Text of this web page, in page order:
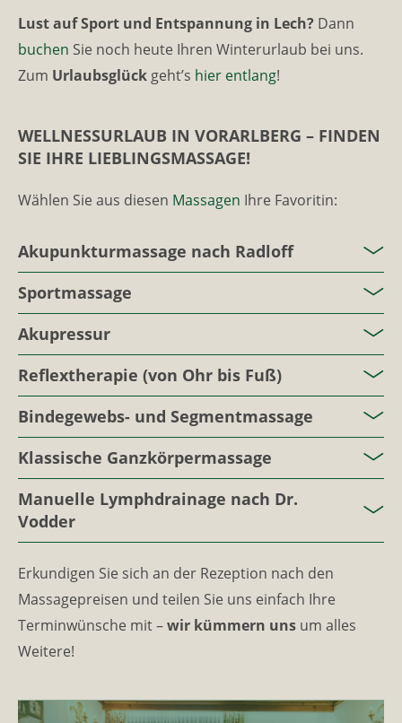
Lust auf Sport und Entspannung in Lech? Dann
buchen Sie noch heute Ihren Winterurlaub bei uns.
Zum Urlaubsglück geht’s hier entlang!
WELLNESSURLAUB IN VORARLBERG – FINDEN
SIE IHRE LIEBLINGSMASSAGE!
Wählen Sie aus diesen Massagen Ihre Favoritin:
Akupunkturmassage nach Radloff
Sportmassage
Akupressur
Reflextherapie (von Ohr bis Fuß)
Bindegewebs- und Segmentmassage
Klassische Ganzkörpermassage
Manuelle Lymphdrainage nach Dr.
Vodder
Erkundigen Sie sich an der Rezeption nach den
Massagepreisen und teilen Sie uns einfach Ihre
Terminwünsche mit –wir kümmern uns um alles
Weitere!